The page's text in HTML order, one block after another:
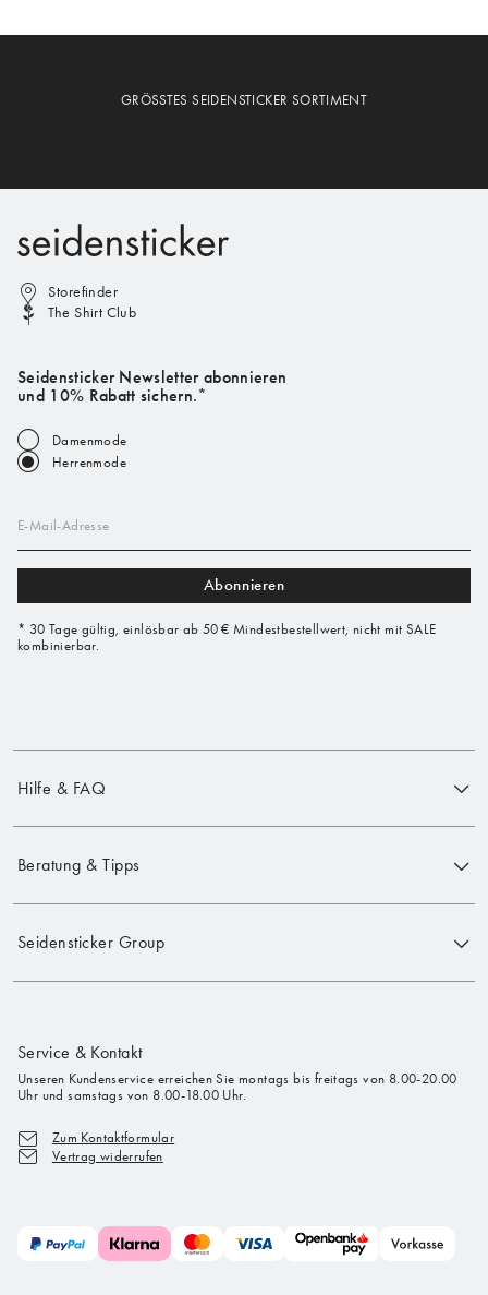
GRÖSSTES SEIDENSTICKER SORTIMENT
Storefinder
The Shirt Club
Seidensticker Newsletter abonnieren
und 10% Rabatt sichern.*
Damenmode
Herrenmode
E-Mail-Adresse
Abonnieren
* 30 Tage gültig, einlösbar ab 50 € Mindestbestellwert, nicht mit SALE
kombinierbar.
Hilfe & FAQ
Beratung & Tipps
Seidensticker Group
Service & Kontakt
Unseren Kundenservice erreichen Sie montags bis freitags von 8.00-20.00
Uhr und samstags von 8.00-18.00 Uhr.
Zum Kontaktformular
Vertrag widerrufen